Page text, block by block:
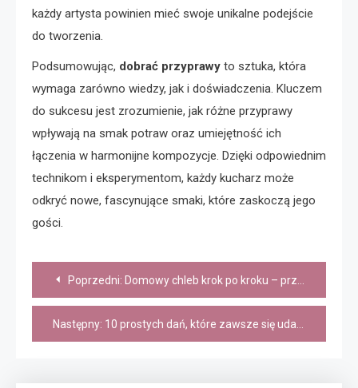
każdy artysta powinien mieć swoje unikalne podejście
do tworzenia.
Podsumowując, dobrać przyprawy to sztuka, która
wymaga zarówno wiedzy, jak i doświadczenia. Kluczem
do sukcesu jest zrozumienie, jak różne przyprawy
wpływają na smak potraw oraz umiejętność ich
łączenia w harmonijne kompozycje. Dzięki odpowiednim
technikom i eksperymentom, każdy kucharz może
odkryć nowe, fascynujące smaki, które zaskoczą jego
gości.
Nawigacja
wpisu
Poprzedni: Domowy chleb krok po kroku – przepis dla początkujących
Następny: 10 prostych dań, które zawsze się udają